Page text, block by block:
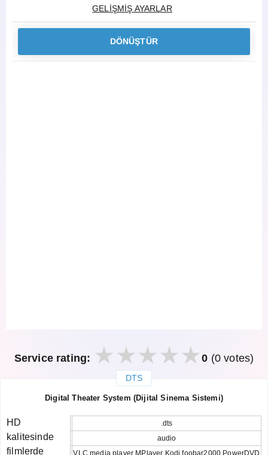
GELIŞMIŞ AYARLAR
DÖNÜŞTÜR
Service rating: 0 (0 votes)
DTS
Digital Theater System (Dijital Sinema Sistemi)
.dts
audio
VLC media player MPlayer Kodi foobar2000 PowerDVD
HD
kalitesinde
filmlerde